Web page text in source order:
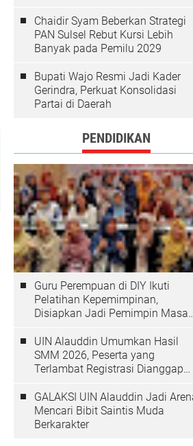
Chaidir Syam Beberkan Strategi
PAN Sulsel Rebut Kursi Lebih
Banyak pada Pemilu 2029
Bupati Wajo Resmi Jadi Kader
Gerindra, Perkuat Konsolidasi
Partai di Daerah
PENDIDIKAN
Guru Perempuan di DIY Ikuti
Pelatihan Kepemimpinan,
Disiapkan Jadi Pemimpin Masa
UIN Alauddin Umumkan Hasil
SMM 2026, Peserta yang
Terlambat Registrasi Dianggap
GALAKSI UIN Alauddin Jadi
Mencari Bibit Saintis Muda
Berkarakter